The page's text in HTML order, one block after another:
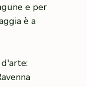
e per
è a